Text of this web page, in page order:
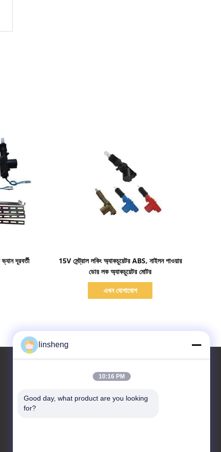
দূরবর্তী
15V সেন্ট্রাল লকিং অ্যাকচুয়েটর ABS, নাইলন পাওয়ার
ডোর লক অ্যাকচুয়েটর মোটর
এখন যোগাযোগ
linsheng
10:16 PM
Good day, what product are you looking
for?